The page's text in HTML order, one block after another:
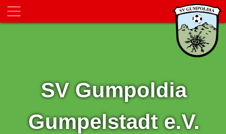
SV Gumpoldia
Gumpelstadt e.V.